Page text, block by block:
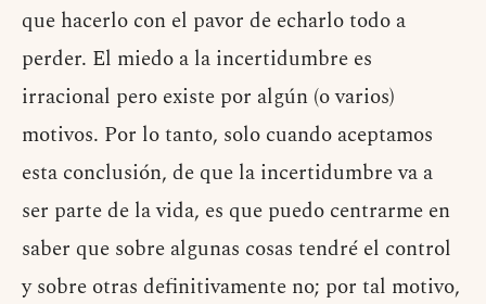
que hacerlo con el pavor de echarlo todo a
perder. El miedo a la incertidumbre es
irracional pero existe por algún (o varios)
motivos. Por lo tanto, solo cuando aceptamos
esta conclusión, de que la incertidumbre va a
ser parte de la vida, es que puedo centrarme en
saber que sobre algunas cosas tendré el control
y sobre otras definitivamente no; por tal motivo,